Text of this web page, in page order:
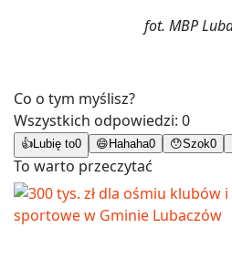
fot. MBP
Co o tym myślisz?
Wszystkich odpowiedzi: 0
👍 Lubię to0 😄 Hahaha0 😯Szok0
To warto przeczytać